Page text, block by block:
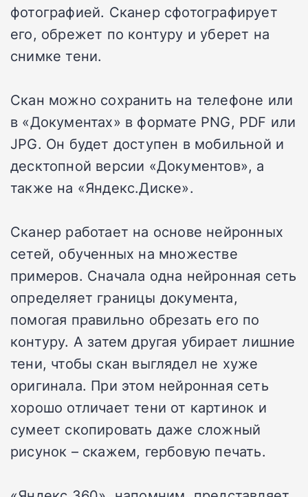
фотографией. Сканер сфотографирует
его, обрежет по контуру и уберет на
снимке тени.
Скан можно сохранить на телефоне или
в «Документах» в формате PNG, PDF или
JPG. Он будет доступен в мобильной и
десктопной версии «Документов», а
также на «Яндекс.Диске».
Сканер работает на основе нейронных
сетей, обученных на множестве
примеров. Сначала одна нейронная сеть
определяет границы документа,
помогая правильно обрезать его по
контуру. А затем другая убирает лишние
тени, чтобы скан выглядел не хуже
оригинала. При этом нейронная сеть
хорошо отличает тени от картинок и
сумеет скопировать даже сложный
рисунок – скажем, гербовую печать.